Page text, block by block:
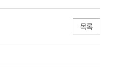
목록